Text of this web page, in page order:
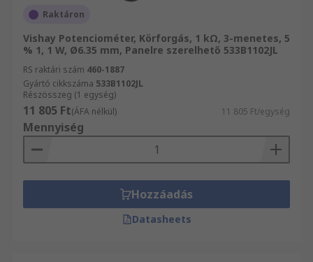
Raktáron
Vishay Potenciométer, Körforgás, 1 kΩ, 3-menetes, 5
% 1, 1 W, Ø6.35 mm, Panelre szerelhető 533B1102JL
RS raktári szám 460-1887
Gyártó cikkszáma 533B1102JL
Részösszeg (1 egység)
11 805 Ft(ÁFA nélkül) 11 805 Ft/egység
Mennyiség
Hozzáadás
Datasheets